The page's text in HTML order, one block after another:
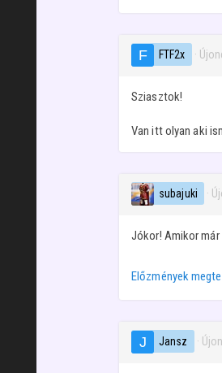
FTF2x ·
Sziasztok!
Van itt olyan aki
subajuki ·
Jókor! Amikor
Előzmények
Jansz ·